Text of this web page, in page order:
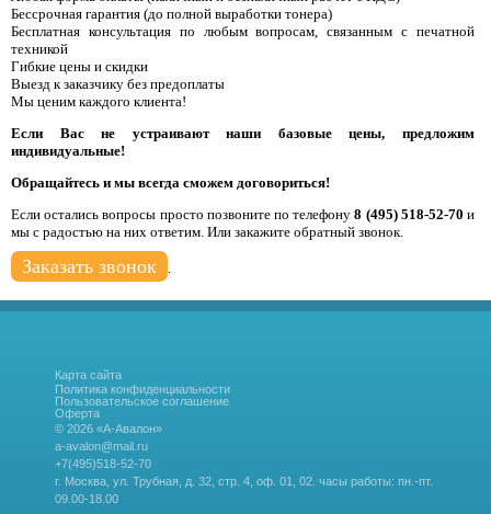
Бессрочная гарантия (до полной выработки тонера)
Бесплатная консультация по любым вопросам, связанным с печатной
техникой
Гибкие цены и скидки
Выезд к заказчику без предоплаты
Мы ценим каждого клиента!
Если Вас не устраивают наши базовые цены, предложим
индивидуальные!
Обращайтесь и мы всегда сможем договориться!
Если остались вопросы просто позвоните по телефону8 (495) 518-52-70 и
мы с радостью на них ответим. Или закажите обратный звонок.
Заказать звонок
Карта сайта
Политика конфиденциальности
Пользовательское соглашение
Оферта
© 2026 «А-Авалон»
a-avalon@mail.ru
+7(495)518-52-70
г. Москва, ул. Трубная, д. 32, стр. 4, оф. 01, 02. часы работы: пн.-пт.
09.00-18.00